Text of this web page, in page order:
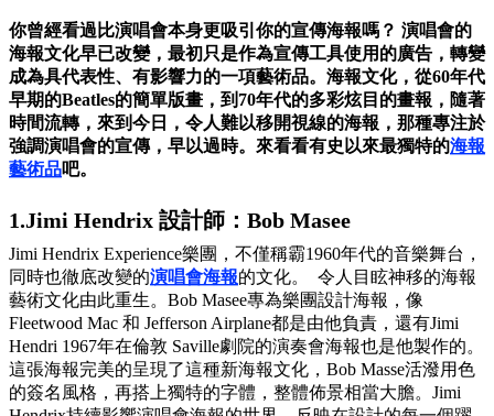
你曾經看過比演唱會本身更吸引你的宣傳海報嗎？ 演唱會的
海報文化早已改變，最初只是作為宣傳工具使用的廣告，轉變
成為具代表性、有影響力的一項藝術品。海報文化，從60年代
早期的Beatles的簡單版畫，到70年代的多彩炫目的畫報，隨著
時間流轉，來到今日，令人難以移開視線的海報，那種專注於
強調演唱會的宣傳，早以過時。來看看有史以來最獨特的海報
藝術品吧。
1.Jimi Hendrix 設計師：Bob Masee
Jimi Hendrix Experience樂團，不僅稱霸1960年代的音樂舞台，
同時也徹底改變的演唱會海報的文化。 令人目眩神移的海報
藝術文化由此重生。Bob Masee專為樂團設計海報，像
Fleetwood Mac 和 Jefferson Airplane都是由他負責，還有Jimi
Hendri 1967年在倫敦 Saville劇院的演奏會海報也是他製作的。
這張海報完美的呈現了這種新海報文化，Bob Masse活潑用色
的簽名風格，再搭上獨特的字體，整體佈景相當大膽。Jimi